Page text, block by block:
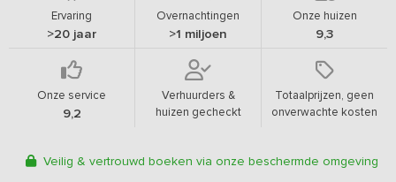
Ervaring
>20 jaar
Overnachtingen
>1 miljoen
Onze huizen
9,3
Onze service
9,2
Verhuurders &
huizen gecheckt
Totaalprijzen, geen
onverwachte kosten
Veilig & vertrouwd boeken via onze beschermde omgeving